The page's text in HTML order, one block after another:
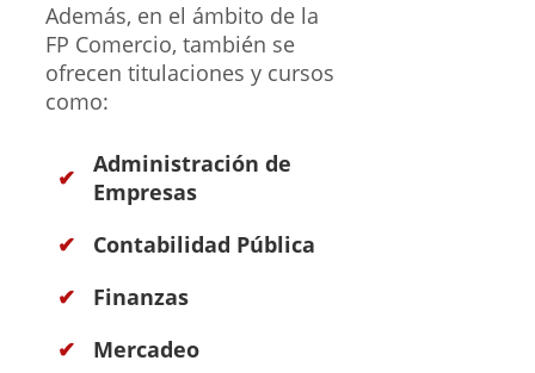
Además, en el ámbito de la
FP Comercio, también se
ofrecen titulaciones y cursos
como:
Administración de
Empresas
Contabilidad Pública
Finanzas
Mercadeo